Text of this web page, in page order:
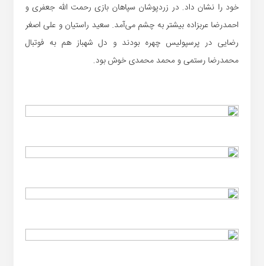
خود را نشان داد. در زردپوشان سپاهان بازی رحمت الله جعفری و
احمدرضا عربزاده‌ بیشتر به چشم می‌آمد. سعید راستیان و علی اصغر
رضایی در پرسپولیس چهره بودند و دل شهباز هم به فوتبال
محمدرضا رستمی و محمد محمدی خوش بود.